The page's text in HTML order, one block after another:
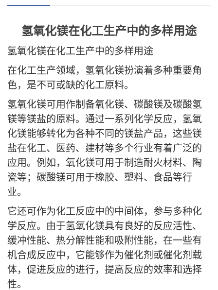
氢氧化镁在化工生产中的多样用途
氢氧化镁在化工生产中的多样用途
在化工生产领域，氢氧化镁扮演着多种重要角
色，是不可或缺的化工原料。
氢氧化镁可用作制备氧化镁、碳酸镁及碳酸氢
镁等镁盐的原料。通过一系列化学反应，氢氧
化镁能够转化为各种不同的镁盐产品，这些镁
盐在化工、医药、建材等多个行业有着广泛的
应用。例如，氧化镁可用于制造耐火材料、陶
瓷等；碳酸镁可用于橡胶、塑料、食品等行
业。
它还可作为化工反应中的中间体，参与多种化
学反应。由于氢氧化镁具有良好的反应活性、
缓冲性能、热分解性能和吸附性能，在一些有
机合成反应中，它能够作为催化剂或催化剂载
体，促进反应的进行，提高反应的效率和选择
性。